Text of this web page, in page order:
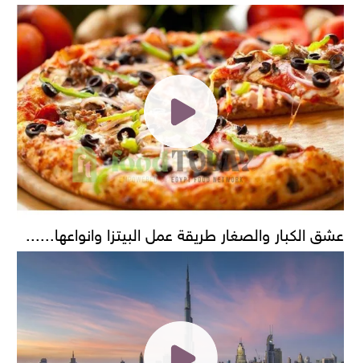
عشق الكبار والصغار طريقة عمل البيتزا وانواعها......